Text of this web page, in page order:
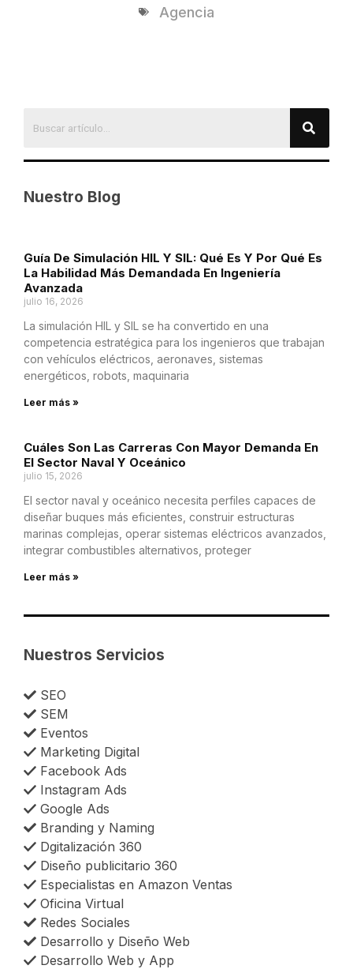
Agencia
Nuestro Blog
Guía De Simulación HIL Y SIL: Qué Es Y Por Qué Es
La Habilidad Más Demandada En Ingeniería
Avanzada
julio 16, 2026
La simulación HIL y SIL se ha convertido en una
competencia estratégica para los ingenieros que trabajan
con vehículos eléctricos, aeronaves, sistemas
energéticos, robots, maquinaria
Leer más »
Cuáles Son Las Carreras Con Mayor Demanda En
El Sector Naval Y Oceánico
julio 15, 2026
El sector naval y oceánico necesita perfiles capaces de
diseñar buques más eficientes, construir estructuras
marinas complejas, operar sistemas eléctricos avanzados,
integrar combustibles alternativos, proteger
Leer más »
Nuestros Servicios
SEO
SEM
Eventos
Marketing Digital
Facebook Ads
Instagram Ads
Google Ads
Branding y Naming
Dgitalización 360
Diseño publicitario 360
Especialistas en Amazon Ventas
Oficina Virtual
Redes Sociales
Desarrollo y Diseño Web
Desarrollo Web y App